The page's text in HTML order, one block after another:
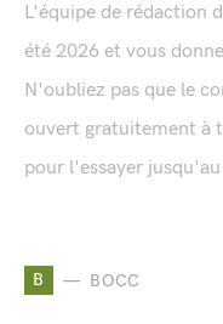
L'équipe de rédaction
été 2026 et vous
N'oubliez pas que le
ouvert gratuitement à
pour l'essayer
B BOCC